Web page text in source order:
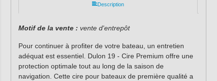
Description
Motif de la vente : vente d'entrepôt
Pour continuer à profiter de votre bateau, un entretien
adéquat est essentiel. Dulon 19 - Cire Premium offre une
protection optimale tout au long de la saison de
navigation. Cette cire pour bateaux de première qualité a